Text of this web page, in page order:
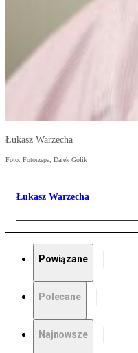
Łukasz Warzecha
Foto: Fotorzepa, Darek Golik
Łukasz Warzecha
Powiązane
Polecane
Najnowsze